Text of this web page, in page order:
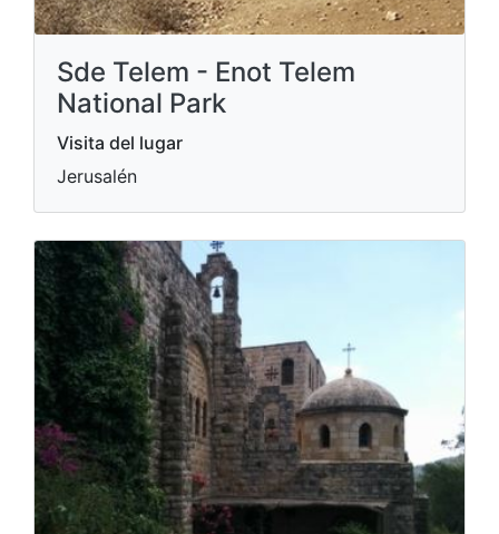
Sde Telem - Enot Telem
National Park
Visita del lugar
Jerusalén